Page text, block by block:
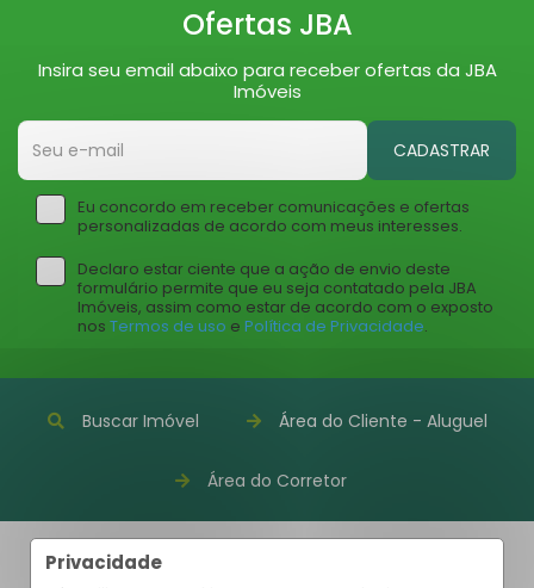
Privacidade
Ofertas JBA
Insira seu email abaixo para receber ofertas da JBA
Imóveis
CADASTRAR
Eu concordo em receber comunicações e ofertas
personalizadas de acordo com meus interesses.
Declaro estar ciente que a ação de envio deste
formulário permite que eu seja contatado pela JBA
Imóveis, assim como estar de acordo com o exposto
nos Termos de uso e Política de Privacidade.
Buscar Imóvel Área do Cliente - Aluguel
Área do Corretor